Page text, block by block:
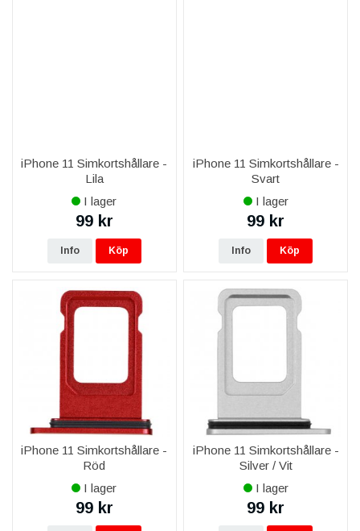
iPhone 11 Simkortshållare -
Lila
I lager
99 kr
Info Köp
iPhone 11 Simkortshållare -
Svart
I lager
99 kr
Info Köp
iPhone 11 Simkortshållare -
Röd
I lager
99 kr
iPhone 11 Simkortshållare -
Silver / Vit
I lager
99 kr